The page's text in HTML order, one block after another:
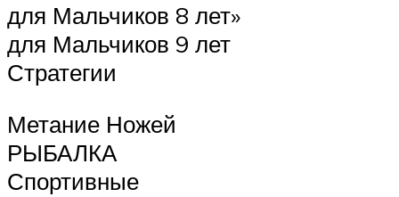
для Мальчиков 8 лет»
для Мальчиков 9 лет
Стратегии
Метание Ножей
РЫБАЛКА
Спортивные